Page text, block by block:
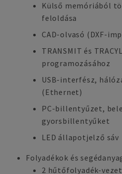
Külső memóriából
feloldása
CAD-olvasó (DXF-
TRANSMIT és
programozásához
USB-interfész,
(Ethernet)
PC-billentyűzet,
gyorsbillentyűket
LED állapotjelző sáv
Folyadékok és
2 hűtőfolyadék-